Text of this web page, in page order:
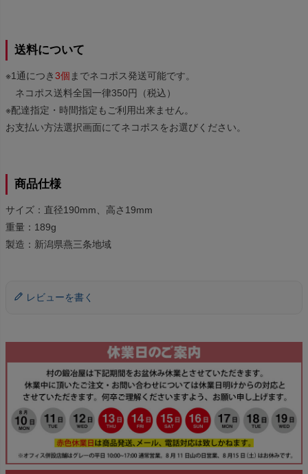
送料について
※1通につき3個 までネコポス発送可能です。
ネコポス送料全国一律350円（税込）
※配達指定・時間指定もご利用出来ません。
お支払い方法選択画面にてネコポスをお選びください。
商品仕様
サイズ：直径190mm、高さ19mm
重量：189g
製造：新潟県燕三条地域
レビューを書く